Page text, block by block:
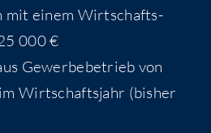
mit einem Wirt­schafts­
000 €
Gewer­be­be­trieb von
Wirt­schafts­jahr (bis­her